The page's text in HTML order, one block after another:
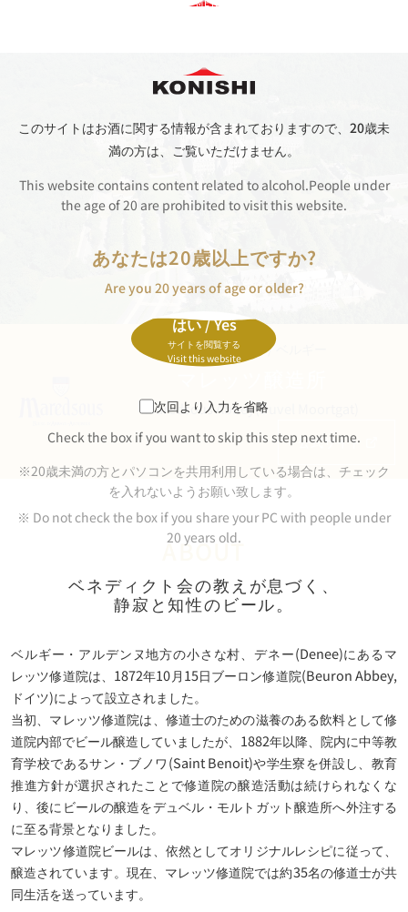
このサイトはお酒に関する情報が含まれておりますので、 20歳未
満の方は、ご覧いただけません。
This website contains content related to alcohol.People under
the age of 20 are prohibited to visit this website.
あなたは20歳以上ですか?
Are you 20 years of age or older?
はい / Yes
サイトを閲覧する
Visit this website
次回より入力を省略
Check the box if you want to skip this step next time.
※20歳未満の方とパソコンを共用利用している場合は、チェック
を入れないようお願い致します。
※ Do not check the box if you share your PC with people under
20 years old.
BE BELGIUM / ベルギー
Maredsous Abbey(Duvel Moortgat)
公式サイト
ABOUT
ベネディクト会の教えが息づく、
静寂と知性のビール。
ベルギー・アルデンヌ地方の小さな村、デネー(Denee)にあるマ
レッツ修道院は、1872年10月15日ブーロン修道院(Beuron Abbey,
ドイツ)によって設立されました。
当初、マレッツ修道院は、修道士のための滋養のある飲料として修
道院内部でビール醸造していましたが、1882年以降、院内に中等教
育学校であるサン・ブノワ(Saint Benoit)や学生寮を併設し、教育
推進方針が選択されたことで修道院の醸造活動は続けられなくな
り、後にビールの醸造をデュベル・モルトガット醸造所へ外注する
に至る背景となりました。
マレッツ修道院ビールは、依然としてオリジナルレシピに従って、
醸造されています。現在、マレッツ修道院では約35名の修道士が共
同生活を送っています。